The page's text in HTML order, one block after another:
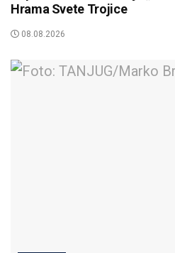
Hrama Svete Trojice
08.08.2026